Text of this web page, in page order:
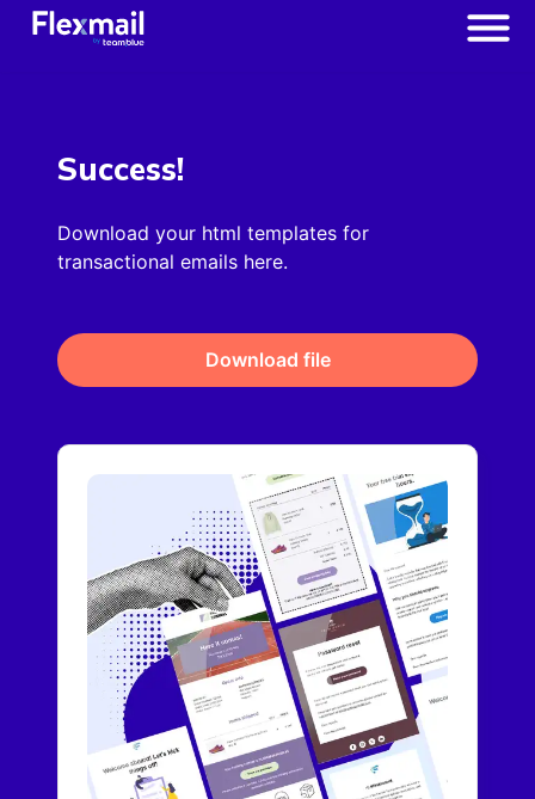
Success!
Download your html templates for
transactional emails here.
Download file